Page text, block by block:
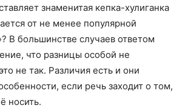
знаменитая кепка-хулиганка
от не менее популярной
В большинстве случаев ответом
что разницы особой не
не так. Различия есть и они
если речь заходит о том,
носить.